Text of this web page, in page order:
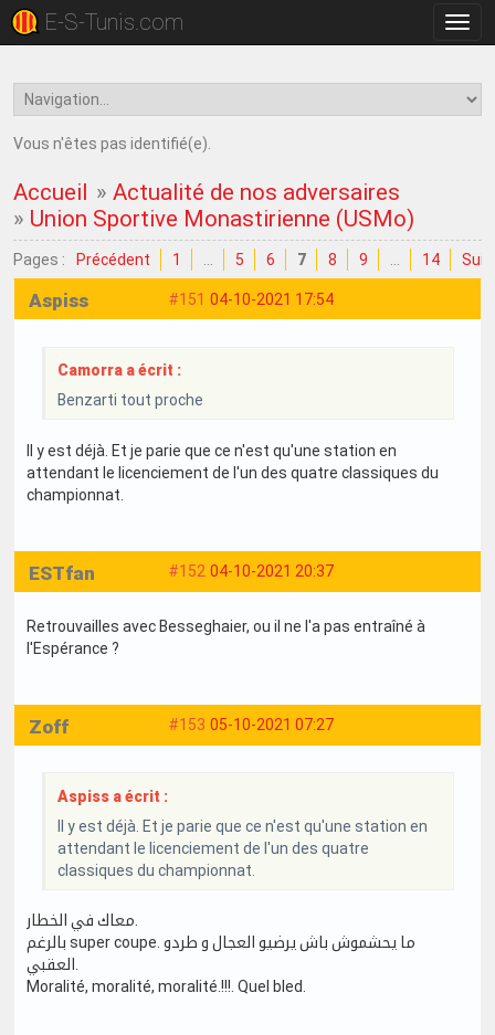
la
E-S-Tunis.com
Vous n'êtes pas identifié(e).
Accueil »Actualité de nos adversaires
» Union Sportive Monastirienne (USMo)
Pages : Précédent 1 5 6 7 8 9 14
#151 04-10-2021 17:54
Aspiss
Camorra a écrit :
Benzarti tout proche
Il y est déjà. Et je parie que ce n'est qu'une station en
attendant le licenciement de l'un des quatre classiques du
championnat.
#152 04-10-2021 20:37
ESTfan
Retrouvailles avec Besseghaier, ou il ne l'a pas entraîné à
l'Espérance ?
#153 05-10-2021 07:27
Zoff
Aspiss a écrit :
Il y est déjà. Et je parie que ce n'est qu'une station en
attendant le licenciement de l'un des quatre
classiques du championnat.
معاك في الخطار.
بالرغم super coupe. ما يحشموش باش يرضيو العجال و طردو
العقبي.
Moralité, moralité, moralité.!!!. Quel bled.